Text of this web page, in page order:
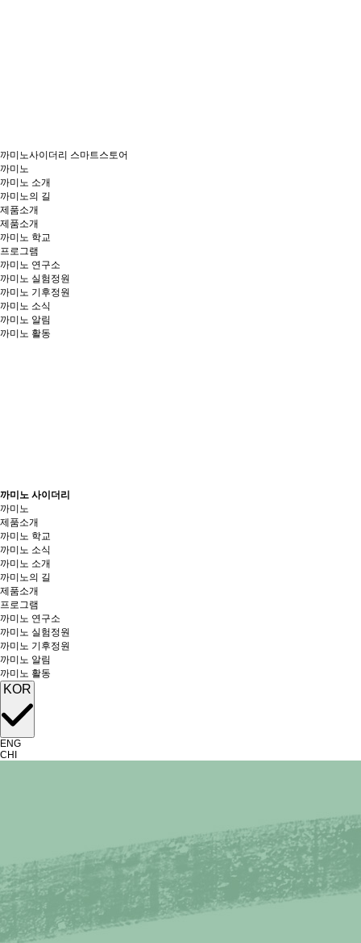
까미노사이더리 스마트스토어
까미노
까미노 소개
까미노의 길
제품소개
제품소개
까미노 학교
프로그램
까미노 연구소
까미노 실험정원
까미노 기후정원
까미노 소식
까미노 알림
까미노 활동
까미노 사이더리
까미노
제품소개
까미노 학교
까미노 소식
까미노 소개
까미노의 길
제품소개
프로그램
까미노 연구소
까미노 실험정원
까미노 기후정원
까미노 알림
까미노 활동
KOR
ENG
CHI